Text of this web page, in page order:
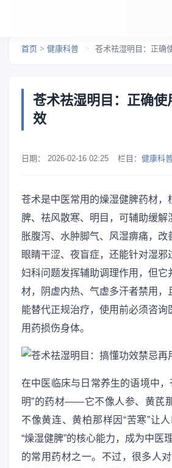
首页 > 健康科普 > 苍术祛湿明目：正确
苍术祛湿明目：正确使
效
日期： 2026-02-16 02:25 栏目： 健康科
苍术是中医常用的燥湿健脾药材，
脾、祛风散寒、明目，可辅助缓解
胀腹泻、水肿脚气、风湿痹痛，改
眼睛干涩、夜盲症，还能针对湿邪
妇科问题发挥辅助调理作用，但它
材，阴虚内热、气虚多汗者禁用，
能替代正规治疗，使用前必须咨询
用药损伤身体。
在中医临床与日常养生的语境中，
明”的药材——它不像人参、黄芪
不像黄连、黄柏那样因“苦寒”让
“燥湿健脾”的核心能力，成为中医
的常用药材之一。不过，很多人